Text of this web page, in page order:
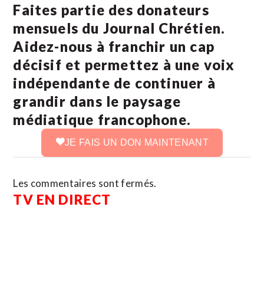
Faites partie des donateurs
mensuels du Journal Chrétien.
Aidez-nous à franchir un cap
décisif et permettez à une voix
indépendante de continuer à
grandir dans le paysage
médiatique francophone.
JE FAIS UN DON MAINTENANT
Les commentaires sont fermés.
TV EN DIRECT